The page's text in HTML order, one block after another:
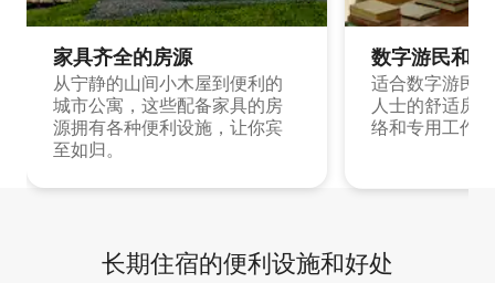
家具齐全的房源
从宁静的山间小木屋到便利的
城市公寓，这些配备家具的房
源拥有各种便利设施，让你宾
至如归。
数字游民和
适合数字游民
人士的舒适房
络和专用工作
长期住宿的便利设施和好处